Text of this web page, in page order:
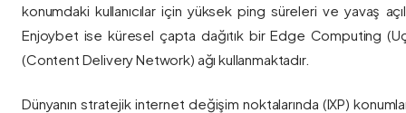
konumdaki kullanıcılar için yüksek ping süreleri ve yavaş
Enjoybet ise küresel çapta dağıtık bir Edge Computing
(Content Delivery Network) ağı kullanmaktadır.
Dünyanın stratejik internet değişim noktalarında (IXP)